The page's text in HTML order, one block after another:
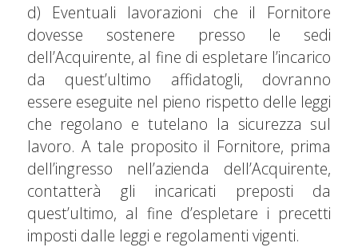
d) Eventuali lavorazioni che il Fornitore
dovesse sostenere presso le sedi
dell’Acquirente, al fine di espletare l’incarico
da quest’ultimo affidatogli, dovranno
essere eseguite nel pieno rispetto delle leggi
che regolano e tutelano la sicurezza sul
lavoro. A tale proposito il Fornitore, prima
dell’ingresso nell’azienda dell’Acquirente,
contatterà gli incaricati preposti da
quest’ultimo, al fine d’espletare i precetti
imposti dalle leggi e regolamenti vigenti.